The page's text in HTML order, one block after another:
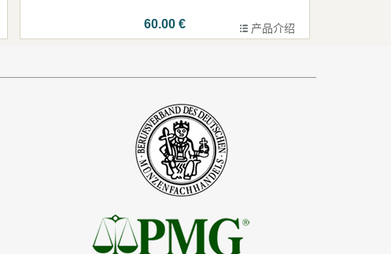
60.00 € 产品介绍